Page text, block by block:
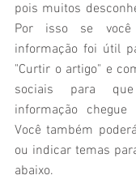
pois muitos
Por isso se
informação foi útil
"Curtir o artigo" e
sociais para
informação
Você também
ou indicar temas
abaixo.